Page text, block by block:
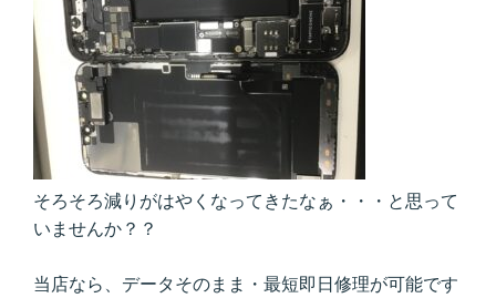
そろそろ減りがはやくなってきたなぁ・・・と思って
いませんか？？
当店なら、データそのまま・最短即日修理が可能です